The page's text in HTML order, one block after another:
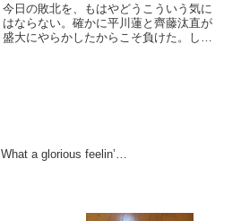
今日の敗北を、もはやどうこういう気に
はならない。確かに平川蓮と齊藤汰直が
盛大にやらかしたからこそ負けた。しか
What a glorious feelin’…